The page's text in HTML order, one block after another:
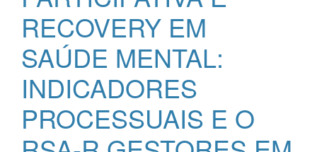
RECOVERY EM
SAÚDE MENTAL:
INDICADORES
PROCESSUAIS E O